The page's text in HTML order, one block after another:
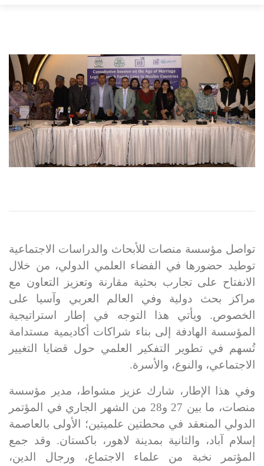
تواصل مؤسسة منصات للأبحاث والدراسات الاجتماعية
توطيد حضورها في الفضاء العلمي الدولي، من خلال
الانفتاح على تجارب بحثية مقارنة وتعزيز التعاون مع
مراكز بحث دولية وفي العالم العربي وآسيا على
الخصوص. ويأتي هذا التوجه في إطار استراتيجية
المؤسسة الهادفة إلى بناء شراكات أكاديمية مستدامة
تُسهم في تطوير التفكير العلمي حول قضايا التغيير
الاجتماعي، والنوع، والأسرة.
وفي هذا الإطار، شارك عزيز مشواط، مدير مؤسسة
منصات، ما بين 27 و28 من الشهر الجاري في المؤتمر
الدولي المنعقد في محطتين علميتين؛ الأولى بالعاصمة
إسلام آباد، والثانية بمدينة لاهور، باكستان. وقد جمع
المؤتمر نخبة من علماء الاجتماع، ورجال الدين،